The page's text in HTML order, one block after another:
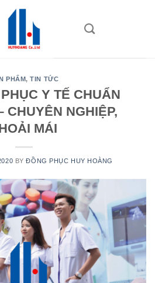
PHẨM,TIN TỨC
Y TẾ CHUẨN
CHUYÊN NGHIỆP,
MÁI
BYĐỒNG PHỤC HUY HOÀNG